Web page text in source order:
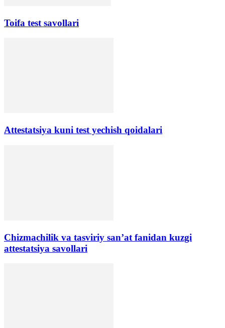
Toifa test savollari
Аttestatsiya kuni test yechish qoidalari
Chizmachilik va tasviriy san’at fanidan kuzgi
attestatsiya savollari